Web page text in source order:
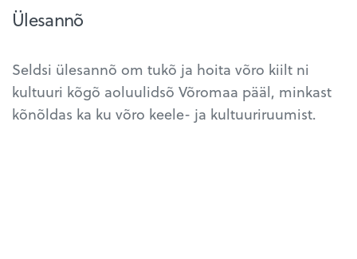
Ülesannõ
Seldsi ülesannõ om tukõ ja hoita võro kiilt ni
kultuuri kõgõ aoluulidsõ Võromaa pääl, minkast
kõnõldas ka ku võro keele- ja kultuuriruumist.